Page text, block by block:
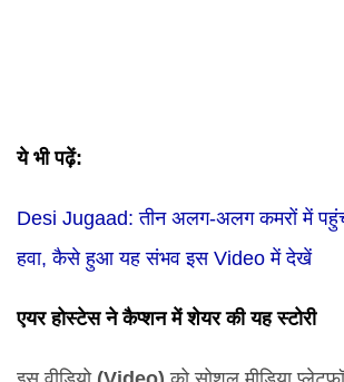
ये भी पढ़ें:
Desi Jugaad: तीन अलग-अलग कमरों में
हवा, कैसे हुआ यह संभव इस Video में देखें
एयर होस्टेस ने कैप्शन में शेयर की यह स्टोरी